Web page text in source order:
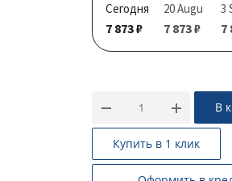
Сегодня
7 873 ₽
20 Augu
7 873 ₽
3
7
В
Купить в 1 клик